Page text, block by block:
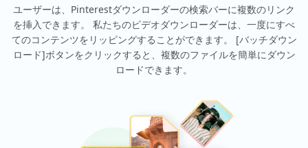
ユーザーは、Pinterestダウンローダーの検索バーに複数のリンク
を挿入できます。 私たちのビデオダウンローダーは、一度にすべ
てのコンテンツをリッピングすることができます。 [バッチダウン
ロード]ボタンをクリックすると、複数のファイルを簡単にダウン
ロードできます。